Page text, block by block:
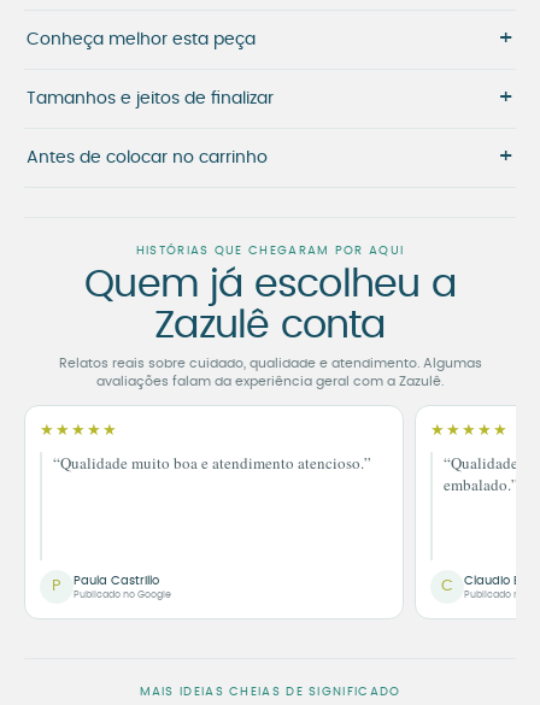
Conheça melhor esta peça +
Tamanhos e jeitos de finalizar +
Antes de colocar no carrinho +
HISTÓRIAS QUE CHEGARAM POR AQUI
Quem já escolheu a
Zazulê conta
Relatos reais sobre cuidado, qualidade e atendimento. Algumas
avaliações falam da experiência geral com a Zazulê.
★★★★★
“Qualidade muito boa e atendimento atencioso.”
P Paula Castrillo
Publicado no Google
★★★★★
“Qualidade
embalado.”
C Claudio
Publicado no
MAIS IDEIAS CHEIAS DE SIGNIFICADO